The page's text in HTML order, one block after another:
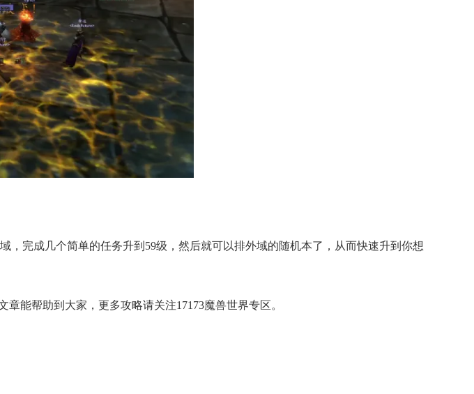
完成几个简单的任务升到59级，然后就可以排外域的随机本了，从而快速升到你想
能帮助到大家，更多攻略请关注17173魔兽世界专区。